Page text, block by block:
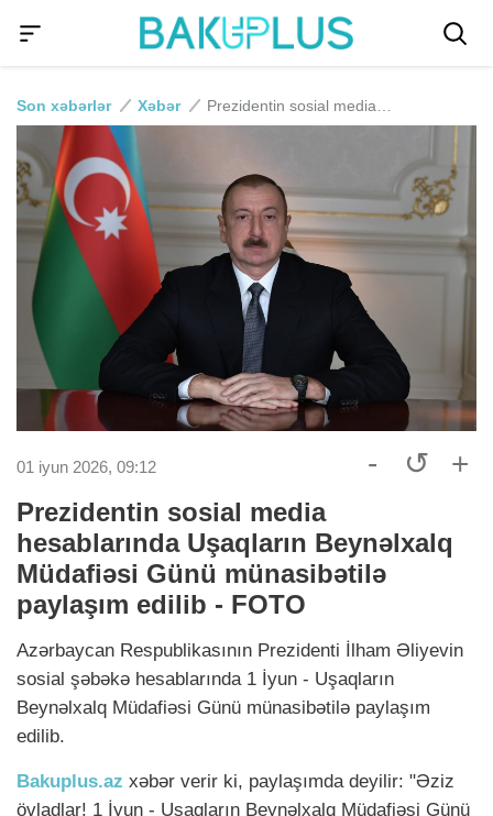
Son xəbərlər Xəbər
01 iyun 2026, 09:12 - ↺ +
Prezidentin sosial media
hesablarında Uşaqların Beynəlxalq
Müdafiəsi Günü münasibətilə
paylaşım edilib - FOTO
Azərbaycan Respublikasının Prezidenti İlham Əliyevin
sosial şəbəkə hesablarında 1 İyun - Uşaqların
Beynəlxalq Müdafiəsi Günü münasibətilə paylaşım
edilib.
Bakuplus.az xəbər verir ki, paylaşımda deyilir: "Əziz
övladlar! 1 İyun - Uşaqların Beynəlxalq Müdafiəsi Günü